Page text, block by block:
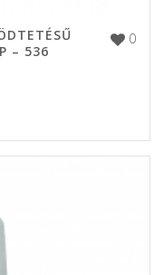
0
– 536